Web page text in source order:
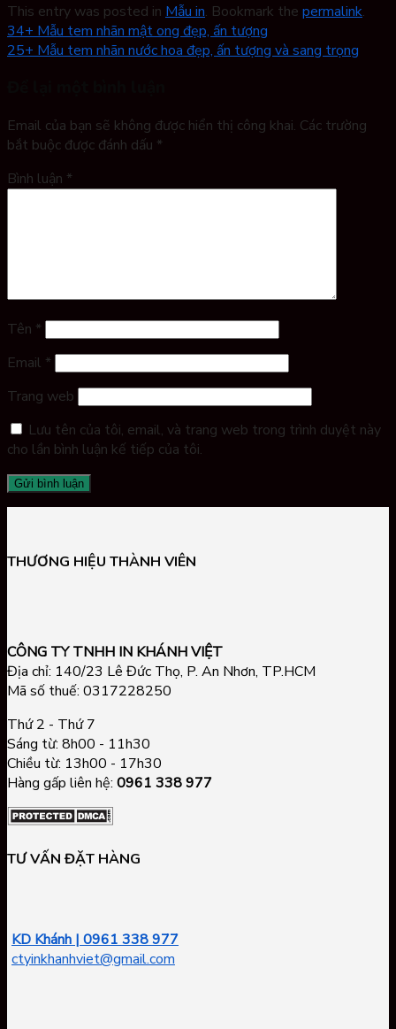
This entry was posted in Mẫu in. Bookmark the permalink.
34+ Mẫu tem nhãn mật ong đẹp, ấn tượng
25+ Mẫu tem nhãn nước hoa đẹp, ấn tượng và sang trọng
Email của bạn sẽ không được hiển thị công khai. Các trường
bắt buộc được đánh dấu *
Bình luận *
Tên *
Email *
Trang web
Lưu tên của tôi, email, và trang web trong trình duyệt này
cho lần bình luận kế tiếp của tôi.
THƯƠNG HIỆU THÀNH VIÊN
CÔNG TY TNHH IN KHÁNH VIỆT
Địa chỉ: 140/23 Lê Đức Thọ, P. An Nhơn, TP.HCM
Mã số thuế: 0317228250
Thứ 2 - Thứ 7
Sáng từ: 8h00 - 11h30
Chiều từ: 13h00 - 17h30
Hàng gấp liên hệ: 0961 338 977
TƯ VẤN ĐẶT HÀNG
KD Khánh | 0961 338 977
ctyinkhanhviet@gmail.com